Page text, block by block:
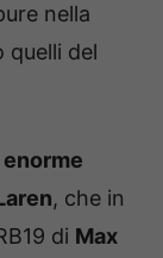
nella
quelli del
enorme
, che in
di Max